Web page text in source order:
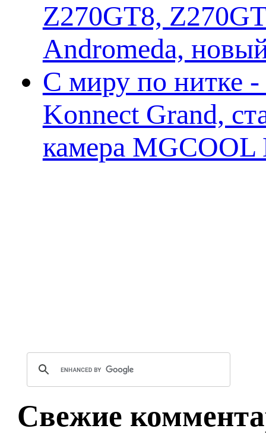
Z270GT8,
Andromeda,
С миру по нитке -
Konnect Grand,
камера MGCOOL
Свежие